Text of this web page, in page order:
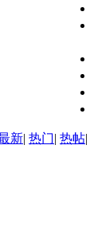
新| 热门| 热帖|